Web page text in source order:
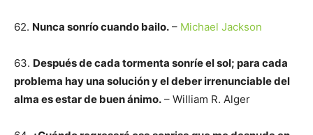
62. Nunca sonrío cuando bailo. – Michael Jackson
63. Después de cada tormenta sonríe el sol; para cada
problema hay una solución y el deber irrenunciable del
alma es estar de buen ánimo. – William R. Alger